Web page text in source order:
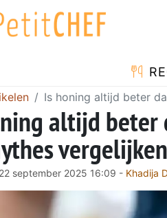
Is honing altijd beter
altijd beter
vergelijken
september 2025 16:09 - Khadija